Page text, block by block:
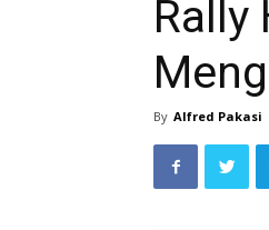
Rally
By Alfred Pakasi